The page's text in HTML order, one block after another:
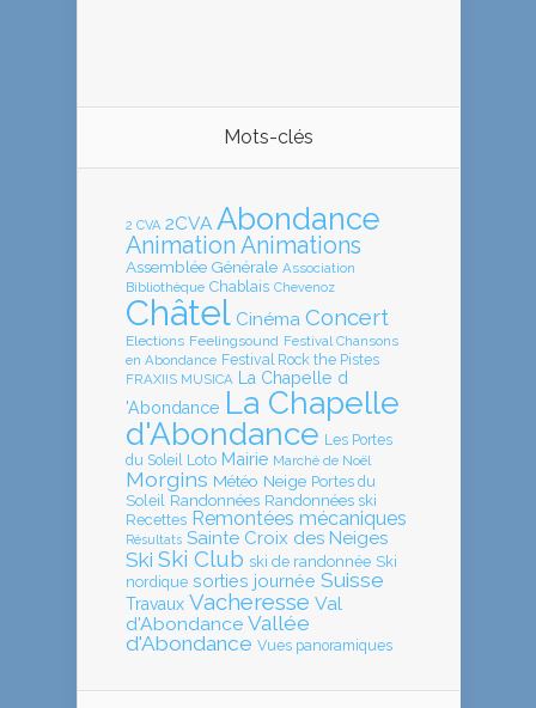
Mots-clés
2 CVA 2CVA Abondance
Animation Animations
Assemblée Générale Association
Bibliothèque Chablais Chevenoz
Châtel Cinéma Concert
Elections Feelingsound Festival Chansons
en Abondance Festival Rock the Pistes
FRAXIIS MUSICA
La Chapelle d
'Abondance La Chapelle
d'Abondance Les Portes
du Soleil Loto Mairie Marché de Noël
Morgins Météo Neige Portes du
Soleil Randonnées Randonnées ski
Recettes Remontées mécaniques
Résultats Sainte Croix des Neiges
Ski Ski Club ski de randonnée Ski
nordique sorties journée Suisse
Travaux Vacheresse Val
d'Abondance Vallée
d'Abondance Vues panoramiques